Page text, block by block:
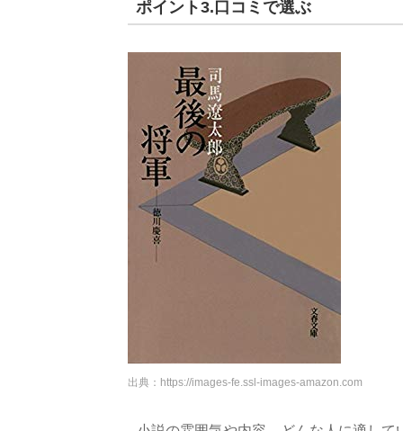
ポイント3.口コミで選ぶ
出典： https://images-fe.ssl-images-amazon.com